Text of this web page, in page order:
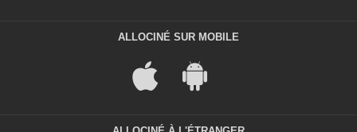
ALLOCINÉ SUR MOBILE